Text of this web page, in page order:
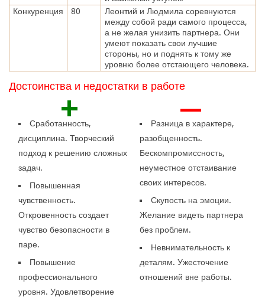
Конкуренция
80
Леонтий и Людмила соревнуются
между собой ради самого процесса,
а не желая унизить партнера. Они
умеют показать свои лучшие
стороны, но и поднять к тому же
уровню более отстающего человека.
Достоинства и недостатки в работе
+
Сработанность,
дисциплина. Творческий
подход к решению сложных
задач.
Повышенная
чувственность.
Откровенность создает
чувство безопасности в
паре.
Повышение
профессионального
уровня. Удовлетворение
—
Разница в характере,
разобщенность.
Бескомпромиссность,
неуместное отстаивание
своих интересов.
Скупость на эмоции.
Желание видеть партнера
без проблем.
Невнимательность к
деталям. Ужесточение
отношений вне работы.